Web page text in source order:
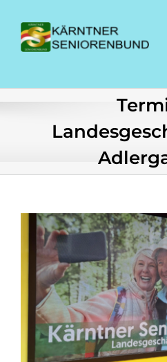
Inhalt
springen